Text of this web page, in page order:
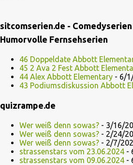
sitcomserien.de -
Humorvolle Fernsehserien
46 Doppeldate Abbott
45 2 Ava 2 Fest Abbott
44 Alex Abbott Elementary - 6/
43 Podiumsdiskussion Abbott
quizrampe.de
Wer weiß denn sowas? - 3/16/
Wer weiß denn sowas? - 2/24/
Wer weiß denn sowas? - 2/7/
strassenstars vom 23.06.2024 -
strassenstars vom 09.06.2024 -